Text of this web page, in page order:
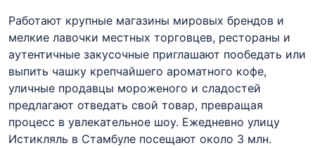
Работают крупные магазины мировых брендов и
мелкие лавочки местных торговцев, рестораны и
аутентичные закусочные приглашают пообедать или
выпить чашку крепчайшего ароматного кофе,
уличные продавцы мороженого и сладостей
предлагают отведать свой товар, превращая
процесс в увлекательное шоу. Ежедневно улицу
Истикляль в Стамбуле посещают около 3 млн.